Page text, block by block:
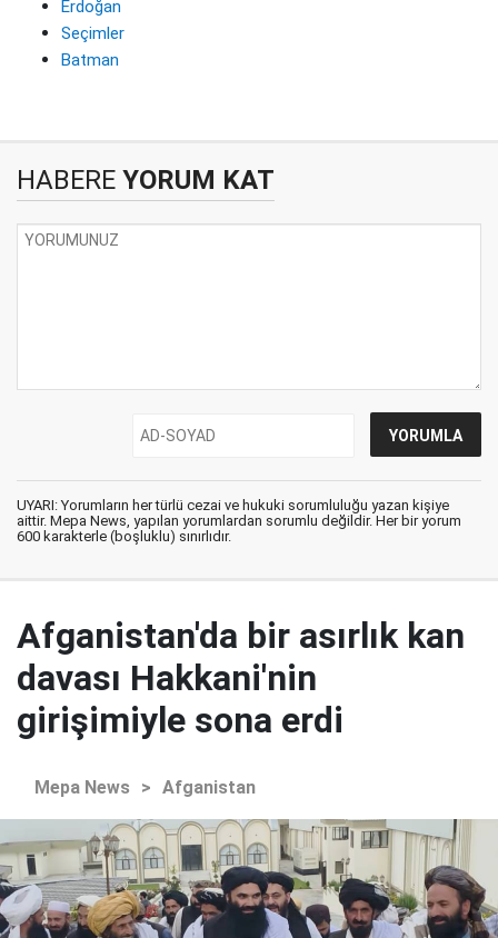
Erdoğan
Seçimler
Batman
HABERE YORUM KAT
UYARI: Yorumların her türlü cezai ve hukuki sorumluluğu yazan kişiye
aittir. Mepa News, yapılan yorumlardan sorumlu değildir. Her bir yorum
600 karakterle (boşluklu) sınırlıdır.
Afganistan'da bir asırlık kan
davası Hakkani'nin
girişimiyle sona erdi
Mepa News > Afganistan